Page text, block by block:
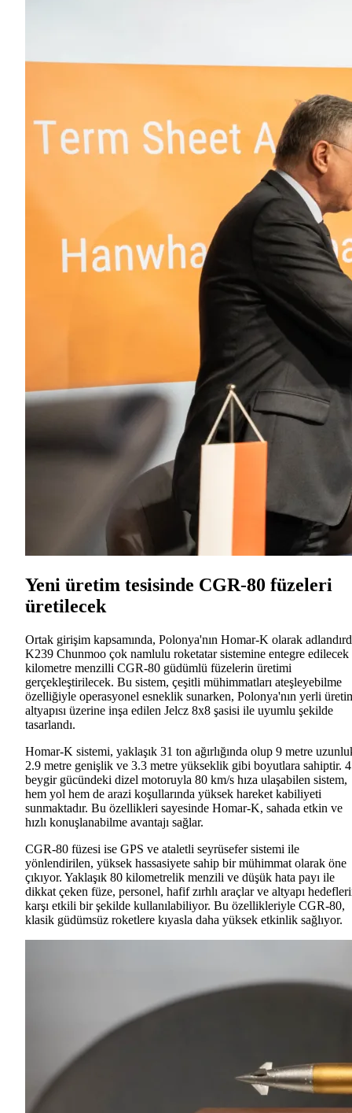
Yeni üretim tesisinde CGR-80 füzeleri
üretilecek
Ortak girişim kapsamında, Polonya'nın Homar-K olarak
K239 Chunmoo çok namlulu roketatar sistemine entegre edilecek
kilometre menzilli CGR-80 güdümlü füzelerin üretimi
gerçekleştirilecek. Bu sistem, çeşitli mühimmatları ateşleyebilme
özelliğiyle operasyonel esneklik sunarken, Polonya'nın yerli
altyapısı üzerine inşa edilen Jelcz 8x8 şasisi ile uyumlu şekilde
tasarlandı.
Homar-K sistemi, yaklaşık 31 ton ağırlığında olup 9 metre
2.9 metre genişlik ve 3.3 metre yükseklik gibi boyutlara sahiptir.
beygir gücündeki dizel motoruyla 80 km/s hıza ulaşabilen sistem,
hem yol hem de arazi koşullarında yüksek hareket kabiliyeti
sunmaktadır. Bu özellikleri sayesinde Homar-K, sahada etkin ve
hızlı konuşlanabilme avantajı sağlar.
CGR-80 füzesi ise GPS ve ataletli seyrüsefer sistemi ile
yönlendirilen, yüksek hassasiyete sahip bir mühimmat olarak öne
çıkıyor. Yaklaşık 80 kilometrelik menzili ve düşük hata payı ile
dikkat çeken füze, personel, hafif zırhlı araçlar ve altyapı
karşı etkili bir şekilde kullanılabiliyor. Bu özellikleriyle CGR-80,
klasik güdümsüz roketlere kıyasla daha yüksek etkinlik sağlıyor.